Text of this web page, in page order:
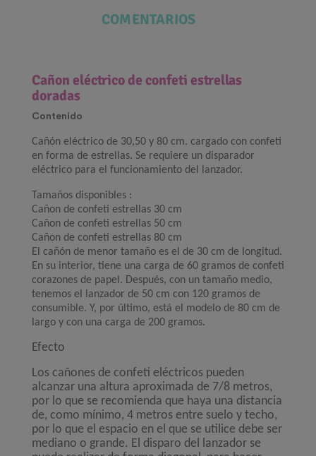
COMENTARIOS
Cañon eléctrico de confeti estrellas
doradas
Contenido
Cañón eléctrico de 30,50 y 80 cm. cargado con confeti
en forma de estrellas. Se requiere un disparador
eléctrico para el funcionamiento del lanzador.
Tamaños disponibles :
Cañon de confeti estrellas 30 cm
Cañon de confeti estrellas 50 cm
Cañon de confeti estrellas 80 cm
El cañón de menor tamaño es el de 30 cm de longitud.
En su interior, tiene una carga de 60 gramos de confeti
corazones de papel. Después, con un tamaño medio,
tenemos el lanzador de 50 cm con 120 gramos de
consumible. Y, por último, está el modelo de 80 cm de
largo y con una carga de 200 gramos.
Efecto
Los cañones de confeti eléctricos pueden
alcanzar una altura aproximada de 7/8 metros,
por lo que se recomienda que haya una distancia
de, como mínimo, 4 metros entre suelo y techo,
por lo que el espacio en el que se utilice debe ser
mediano o grande. El disparo del lanzador se